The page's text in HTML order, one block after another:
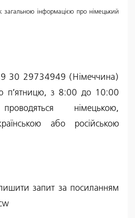
загальною інформацією про німецький
49 30 29734949 (Німеччина)
п’ятницю, з 8:00 до 10:00
проводяться німецькою,
або російською
запит за посиланням